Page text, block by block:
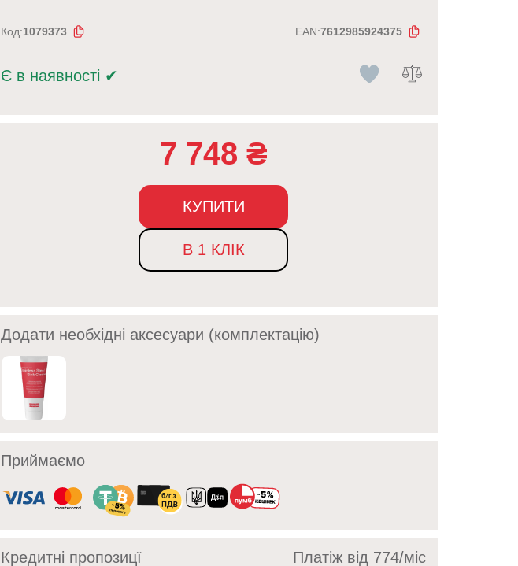
Код:1079373 EAN:7612985924375
Є в наявності ✔
7 748 ₴
КУПИТИ
В 1 КЛІК
Додати необхідні аксесуари (комплектацію)
Приймаємо
Кредитні пропозицї Платіж від 774/мic